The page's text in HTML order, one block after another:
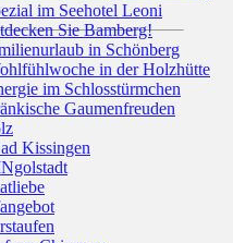
im Seehotel Leoni
Sie Bamberg!
in Schönberg
in der Holzhütte
im Schlosstürmchen
Gaumenfreuden
Kissingen